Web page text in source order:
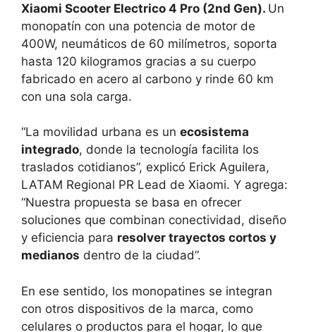
Xiaomi Scooter Electrico 4 Pro (2nd Gen). Un
monopatín con una potencia de motor de
400W, neumáticos de 60 milímetros, soporta
hasta 120 kilogramos gracias a su cuerpo
fabricado en acero al carbono y rinde 60 km
con una sola carga.
“La movilidad urbana es un ecosistema
integrado, donde la tecnología facilita los
traslados cotidianos”, explicó Erick Aguilera,
LATAM Regional PR Lead de Xiaomi. Y agrega:
“Nuestra propuesta se basa en ofrecer
soluciones que combinan conectividad, diseño
y eficiencia para resolver trayectos cortos y
medianos dentro de la ciudad”.
En ese sentido, los monopatines se integran
con otros dispositivos de la marca, como
celulares o productos para el hogar, lo que